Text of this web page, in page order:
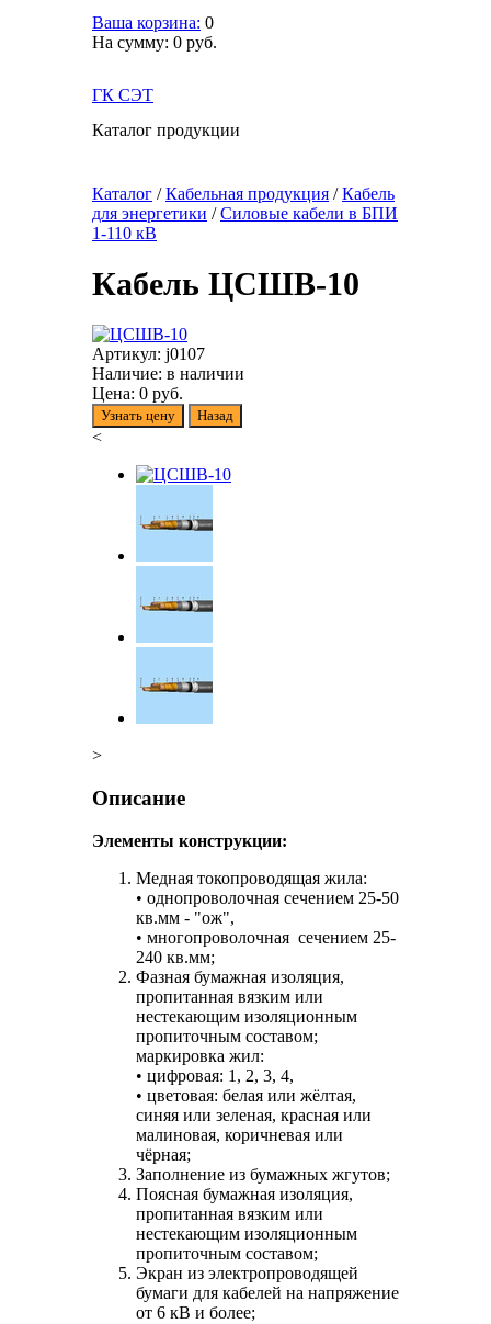
Ваша корзина: 0
На сумму: 0 руб.
ГК СЭТ
Каталог продукции
Каталог / Кабельная продукция / Кабель
для энергетики / Cиловые кабели в БПИ
1-110 кВ
Кабель ЦСШВ-10
Артикул: j0107
Наличие: в наличии
Цена: 0 руб.
Узнать цену Назад
<
>
Описание
Элементы конструкции:
Медная токопроводящая жила:
• однопроволочная сечением 25-50
кв.мм - "ож",
• многопроволочная сечением 25-
240 кв.мм;
Фазная бумажная изоляция,
пропитанная вязким или
нестекающим изоляционным
пропиточным составом;
маркировка жил:
• цифровая: 1, 2, 3, 4,
• цветовая: белая или жёлтая,
синяя или зеленая, красная или
малиновая, коричневая или
чёрная;
Заполнение из бумажных жгутов;
Поясная бумажная изоляция,
пропитанная вязким или
нестекающим изоляционным
пропиточным составом;
Экран из электропроводящей
бумаги для кабелей на напряжение
от 6 кВ и более;